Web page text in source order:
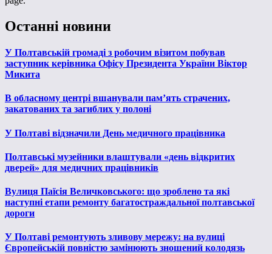
Останні новини
У Полтавській громаді з робочим візитом побував
заступник керівника Офісу Президента України Віктор
Микита
В обласному центрі вшанували пам’ять страчених,
закатованих та загиблих у полоні
У Полтаві відзначили День медичного працівника
Полтавські музейники влаштували «день відкритих
дверей» для медичних працівників
Вулиця Паїсія Величковського: що зроблено та які
наступні етапи ремонту багатостраждальної полтавської
дороги
У Полтаві ремонтують зливову мережу: на вулиці
Європейській повністю замінюють зношений колодязь